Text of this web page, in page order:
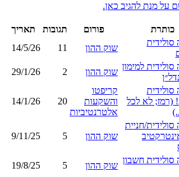
על מנת להגיב כאן.
כותרת פורום תגובות
תאריך
שוק ההון 11
14/5/26
למימון
שוק ההון 2
29/1/26
(רמז; לא לכל
קריפטו
והשקעות
אלטרנטיביות
20
14/1/26
חניית
שוק ההון 5
9/11/25
חשבון
שוק ההון 5
19/8/25